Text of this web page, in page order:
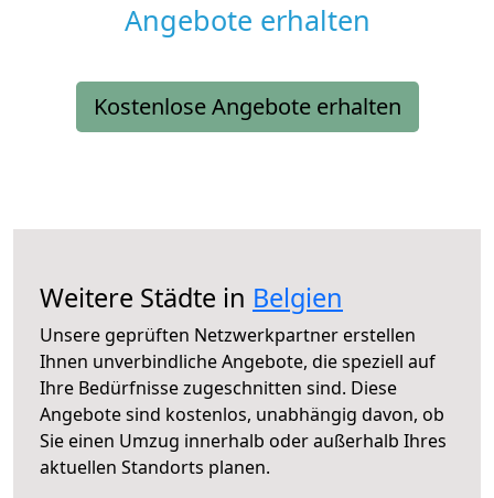
Angebote erhalten
Kostenlose Angebote erhalten
Weitere Städte in Belgien
Unsere geprüften Netzwerkpartner erstellen
Ihnen unverbindliche Angebote, die speziell auf
Ihre Bedürfnisse zugeschnitten sind. Diese
Angebote sind kostenlos, unabhängig davon, ob
Sie einen Umzug innerhalb oder außerhalb Ihres
aktuellen Standorts planen.